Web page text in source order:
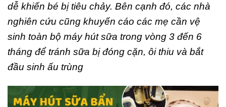
dễ khiến bé bị tiêu chảy. Bên cạnh đó, các nhà
nghiên cứu cũng khuyến cáo các mẹ cần vệ
sinh toàn bộ máy hút sữa trong vòng 3 đến 6
tháng để tránh sữa bị đóng cặn, ôi thiu và bắt
đầu sinh ấu trùng